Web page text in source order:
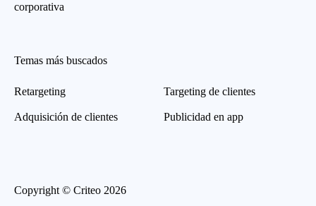
corporativa
Temas más buscados
Retargeting
Adquisición de clientes
Targeting de clientes
Publicidad en app
Copyright © Criteo 2026